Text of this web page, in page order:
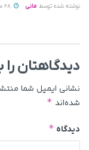
نوشته شده توسط مانی
دیدگاهتان را
نشانی ایمیل شما
شده‌اند *
دیدگاه *